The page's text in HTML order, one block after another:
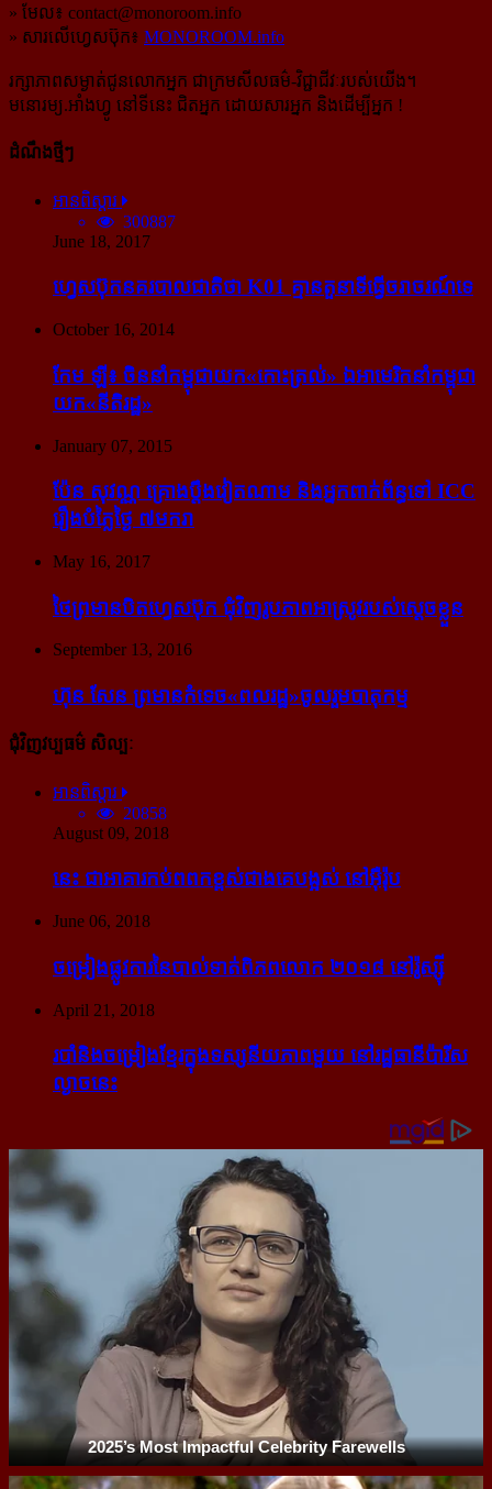
» មែល៖ contact@monoroom.info
» សារលើហ្វេសប៊ុក៖ MONOROOM.info
រក្សាភាពសម្ងាត់ជូនលោកអ្នក ជាក្រមសីលធម៌-​វិជ្ជាជីវៈ​របស់យើង។
មនោរម្យ.អាំងហ្វូ នៅទីនេះ ជិតអ្នក ដោយសារអ្នក និងដើម្បីអ្នក !
ដំណឹងថ្មីៗ
អានពិស្ដារ
300887
June 18, 2017
ហ្វេសប៊ុក​នគរបាល​ជាតិ​ថា K01 គ្មាន​តួនាទី​ធ្វើ​ចរាចរណ៍​ទេ
October 16, 2014
កែម ឡី៖ ចិន​នាំ​កម្ពុជា​យក​«កោះ​ត្រល់» ឯ​អាមេរិក​នាំ​កម្ពុជា​
យក​«នីតិរដ្ឋ»
January 07, 2015
ប៉ែន សុវណ្ណ គ្រោង​ប្តឹង​វៀតណាម និង​អ្នក​ពាក់​ព័ន្ធ​ទៅ ICC
រឿង​បំភ្លៃ​ថ្ងៃ ៧​មករា
May 16, 2017
ថៃ​ព្រមាន​បិត​ហ្វេសប៊ុក ជុំ​វិញ​រូបភាព​អាស្រូវ​របស់​ស្ដេច​ខ្លួន
September 13, 2016
ហ៊ុន សែន ព្រមាន​កំទេច​«ពលរដ្ឋ»​ចូលរួម​បាតុកម្ម
ជុំវិញវប្បធម៌ សិល្បៈ
អានពិស្ដារ
20858
August 09, 2018
នេះ ជា​អាគារ​កប់​ពពក​ខ្ពស់​ជាង​គេ​បង្អស់ នៅ​អ៊ឺរ៉ុប
June 06, 2018
ចម្រៀង​ផ្លូវការ​នៃ​បាល់ទាត់​ពិភពលោក ២០១៨ នៅ​រ៉ូស្ស៊ី
April 21, 2018
របាំ​និង​ចម្រៀង​ខ្មែរ​ក្នុង​ទស្សនីយភាព​មួយ នៅ​រដ្ឋធានី​ប៉ារីស​
ល្ងាច​នេះ